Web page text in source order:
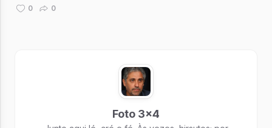
0 0
Foto 3x4